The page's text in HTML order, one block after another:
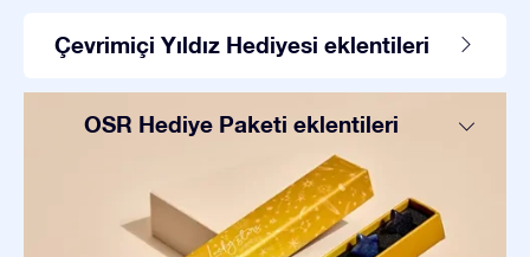
Çevrimiçi Yıldız Hediyesi eklentileri
OSR Hediye Paketi eklentileri